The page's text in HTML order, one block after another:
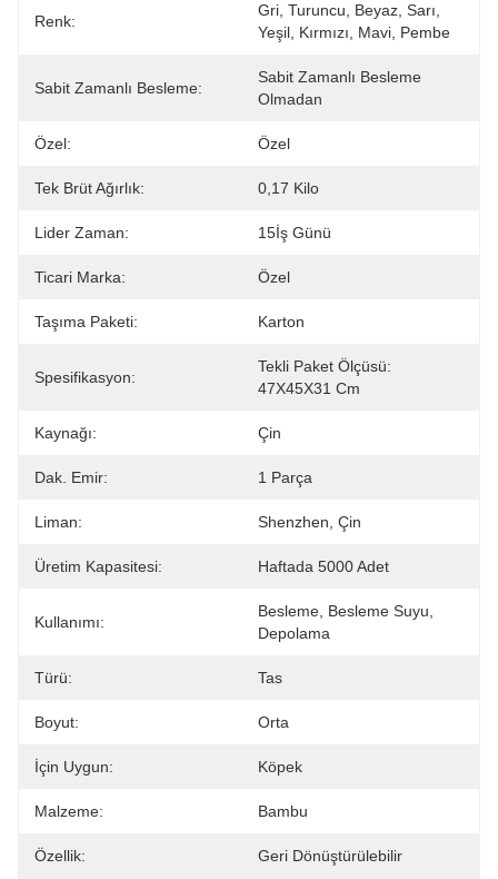
Renk:
Gri, Turuncu, Beyaz, Sarı,
Yeşil, Kırmızı, Mavi, Pembe
Sabit Zamanlı Besleme:
Sabit Zamanlı Besleme
Olmadan
Özel: Özel
Tek Brüt Ağırlık: 0,17 Kilo
Lider Zaman: 15İş Günü
Ticari Marka: Özel
Taşıma Paketi: Karton
Spesifikasyon:
Tekli Paket Ölçüsü:
47X45X31 Cm
Kaynağı: Çin
Dak. Emir: 1 Parça
Liman: Shenzhen, Çin
Üretim Kapasitesi: Haftada 5000 Adet
Kullanımı:
Besleme, Besleme Suyu,
Depolama
Türü: Tas
Boyut: Orta
İçin Uygun: Köpek
Malzeme: Bambu
Özellik: Geri Dönüştürülebilir